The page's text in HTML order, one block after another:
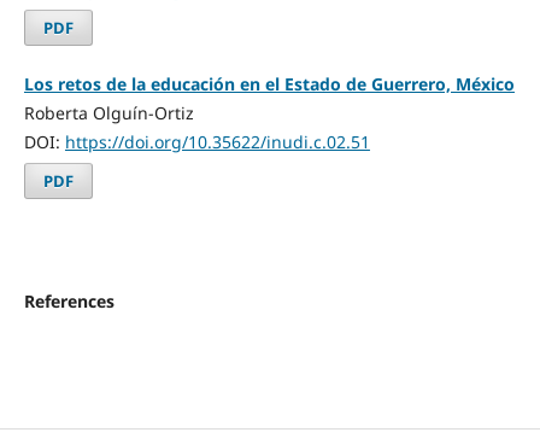
PDF
Los retos de la educación en el Estado de Guerrero, México
Roberta Olguín-Ortiz
DOI: https://doi.org/10.35622/inudi.c.02.51
PDF
References